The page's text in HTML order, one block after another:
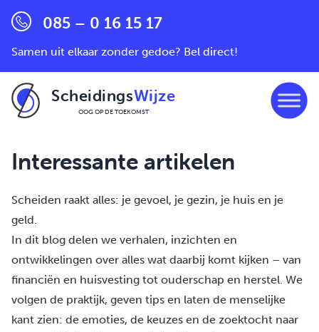
085 – 0 16 15 17
Samen uit elkaar zonder gedoe? Bel direct!
ScheidingsWijze
OOG OP DE TOEKOMST
Interessante artikelen
Scheiden raakt alles: je gevoel, je gezin, je huis en je
geld.
In dit blog delen we verhalen, inzichten en
ontwikkelingen over alles wat daarbij komt kijken – van
financiën en huisvesting tot ouderschap en herstel. We
volgen de praktijk, geven tips en laten de menselijke
kant zien: de emoties, de keuzes en de zoektocht naar